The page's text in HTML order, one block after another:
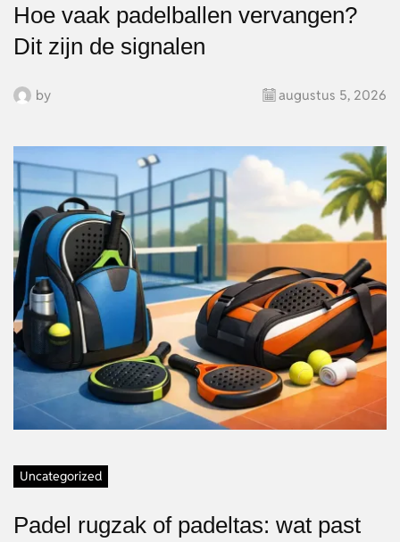
Hoe vaak padelballen vervangen?
Dit zijn de signalen
by augustus 5, 2026
Uncategorized
Padel rugzak of padeltas: wat past